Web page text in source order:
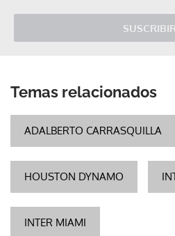
Temas relacionados
ADALBERTO CARRASQUILLA
HOUSTON DYNAMO
INTER MIAMI